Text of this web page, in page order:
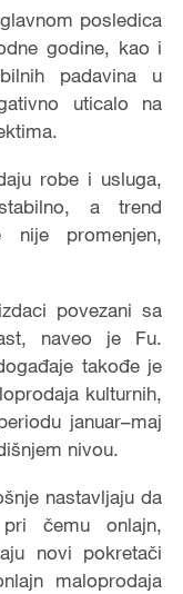
posledica
godine, kao i
padavina u
uticalo na
robe i usluga,
a trend
nije promenjen,
povezani sa
naveo je Fu.
takođe je
kulturnih,
januar–maj
nivou.
nastavljaju da
čemu onlajn,
novi pokretači
maloprodaja